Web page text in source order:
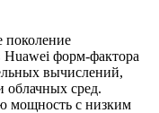
поколение
Huawei форм-фактора
вычислений,
облачных сред.
мощность с низким